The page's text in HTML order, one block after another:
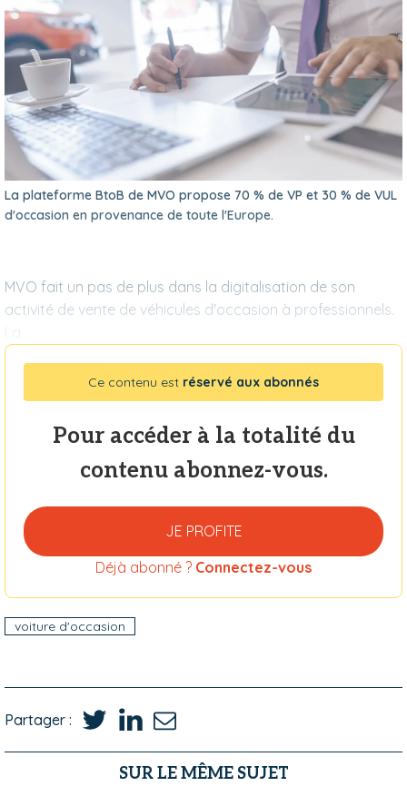
La plateforme BtoB de MVO propose 70 % de VP et 30 % de VUL
d'occasion en provenance de toute l'Europe.
MVO fait un pas de plus dans la digitalisation de son
activité de vente de véhicules d'occasion à professionnels.
Ce contenu est réservé aux abonnés
Pour accéder à la totalité du
contenu abonnez-vous.
JE PROFITE
Déjà abonné ? Connectez-vous
voiture d'occasion
Partager :
SUR LE MÊME SUJET